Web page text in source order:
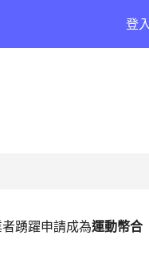
登入
踴躍申請成為運動幣合